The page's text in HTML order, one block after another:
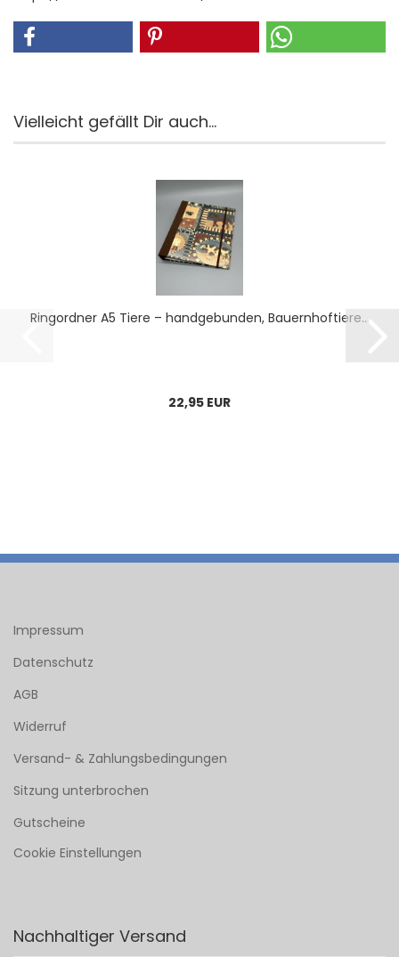
Vielleicht gefällt Dir auch...
Ring­ord­ner A5 Tiere – hand­ge­bun­den, Bau­ern­hof­tie­re...
22,95 EUR
Impressum
Datenschutz
AGB
Widerruf
Versand- & Zahlungsbedingungen
Sitzung unterbrochen
Gutscheine
Cookie Einstellungen
Nachhaltiger Versand